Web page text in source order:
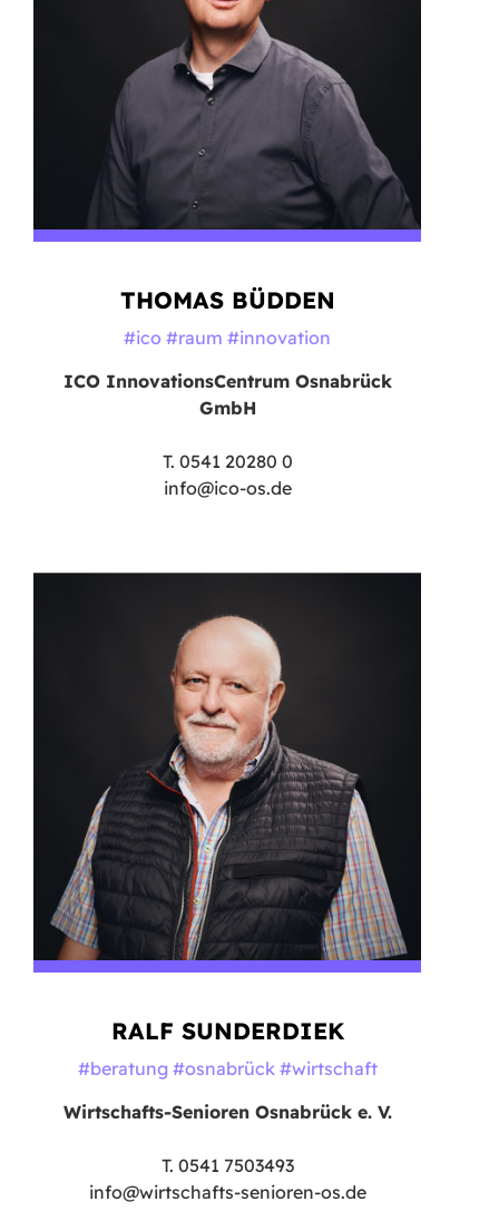
THOMAS BÜDDEN
#ico #raum #innovation
ICO InnovationsCentrum Osnabrück
GmbH
T. 0541 20280 0
info@ico-os.de
RALF SUNDERDIEK
#beratung #osnabrück #wirtschaft
Wirtschafts-Senioren Osnabrück e. V.
T. 0541 7503493
info@wirtschafts-senioren-os.de